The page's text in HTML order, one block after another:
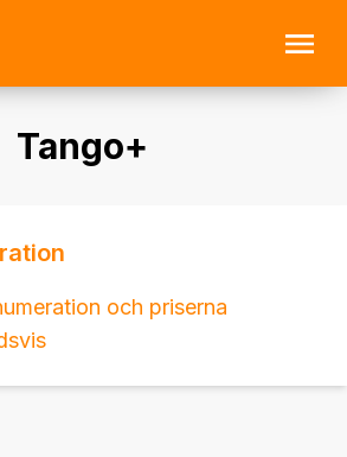
Tango+
och priserna